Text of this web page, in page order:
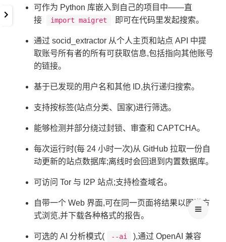
可作为 Python 库嵌入到自己的项目中——直
接
import maigret 即可在代码里发起搜索。
通过 socid_extractor 从个人主页和站点 API 中提
取账号所有者的所有可获取信息,包括指向其他账号
的链接。
基于已发现的用户名和其他 ID,执行递归搜索。
支持按标签(站点分类、国家)进行筛选。
能够检测并部分绕过封锁、审查和 CAPTCHA。
每次运行时(每 24 小时一次)从 GitHub 拉取一份自
动更新的站点数据库;离线时会回退到内置数据库。
可访问 Tor 与 I2P 站点;支持检查域名。
自带一个 Web 界面,可在同一页面将结果以图谱方
式浏览,并下载各种格式的报告。
可选的 AI 分析模式( --ai ),通过 OpenAI 兼容